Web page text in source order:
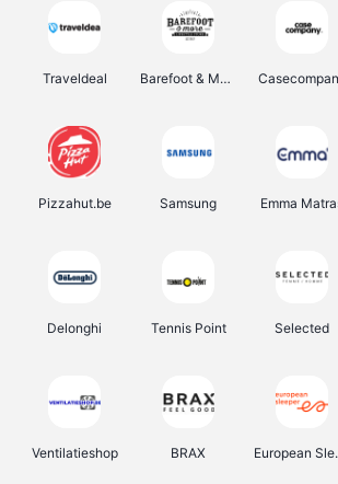
Traveldeal Barefoot & More
Pizzahut.be Samsung Emma
Delonghi Tennis Point Selected
Ventilatieshop BRAX